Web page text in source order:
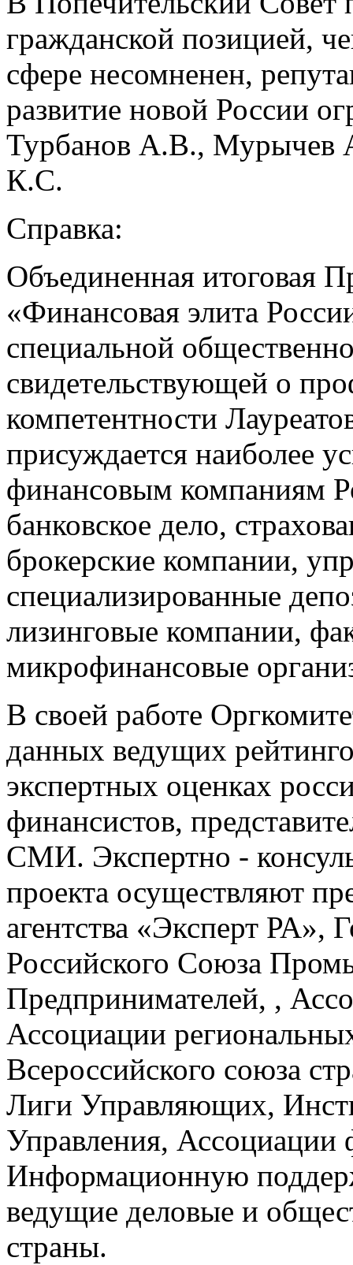
гражданской позицией,
сфере несомненен,
развитие новой России
Турбанов А.В., Мурычев
К.С.
Справка:
Объединенная итоговая
«Финансовая элита
специальной
свидетельствующей о
компетентности
присуждается наиболее
финансовым компаниям
банковское дело,
брокерские компании,
специализированные
лизинговые компании,
микрофинансовые
В своей работе
данных ведущих
экспертных оценках
финансистов,
СМИ. Экспертно -
проекта осуществляют
агентства «Эксперт
Российского Союза
Предпринимателей, ,
Ассоциации
Всероссийского союза
Лиги Управляющих,
Управления, Ассоциации
Информационную
ведущие деловые и
страны.